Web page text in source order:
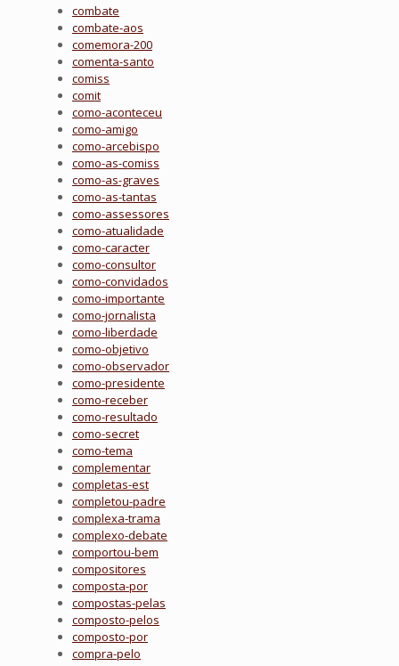
combate
combate-aos
comemora-200
comenta-santo
comiss
comit
como-aconteceu
como-amigo
como-arcebispo
como-as-comiss
como-as-graves
como-as-tantas
como-assessores
como-atualidade
como-caracter
como-consultor
como-convidados
como-importante
como-jornalista
como-liberdade
como-objetivo
como-observador
como-presidente
como-receber
como-resultado
como-secret
como-tema
complementar
completas-est
completou-padre
complexa-trama
complexo-debate
comportou-bem
compositores
composta-por
compostas-pelas
composto-pelos
composto-por
compra-pelo